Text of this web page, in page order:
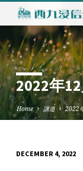
2022年
Home 講道 2022
DECEMBER 4, 2022